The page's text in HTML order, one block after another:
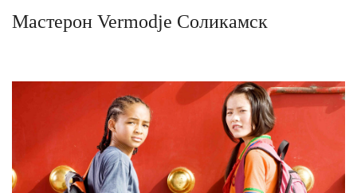
Мастерон Vermodje Соликамск